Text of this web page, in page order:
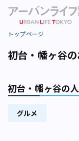
トップページ
初台・幡ヶ谷
初台・幡ヶ谷の
グルメ